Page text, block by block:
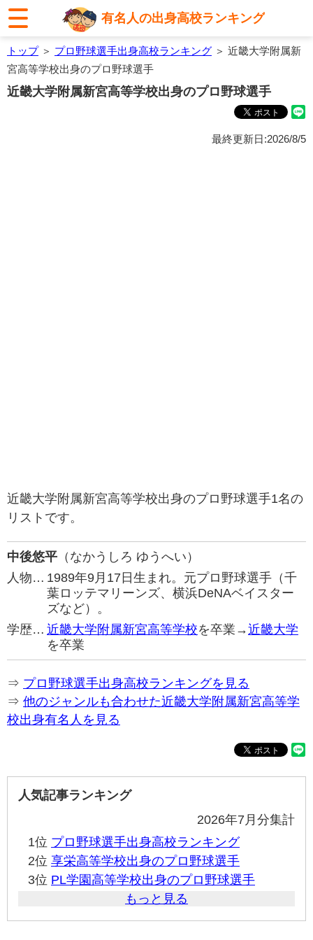
有名人の出身高校ランキング
トップ＞ プロ野球選手出身高校ランキング ＞ 近畿大学附属新
宮高等学校出身のプロ野球選手
近畿大学附属新宮高等学校出身のプロ野球選手
最終更新日:2026/8/5
近畿大学附属新宮高等学校出身のプロ野球選手1名の
リストです。
中後悠平 （なかうしろ ゆうへい）
人物… 1989年9月17日生まれ。元プロ野球選手（千
葉ロッテマリーンズ、横浜DeNAベイスター
ズなど）。
学歴… 近畿大学附属新宮高等学校を卒業→近畿大学
を卒業
⇒ プロ野球選手出身高校ランキングを見る
⇒ 他のジャンルも合わせた近畿大学附属新宮高等学
校出身有名人を見る
人気記事ランキング
2026年7月分集計
1位 プロ野球選手出身高校ランキング
2位 享栄高等学校出身のプロ野球選手
3位 PL学園高等学校出身のプロ野球選手
もっと見る